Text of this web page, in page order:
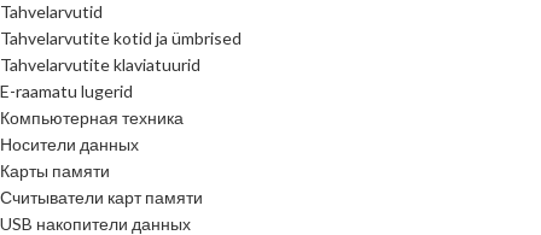
Tahvelarvutid
Tahvelarvutite kotid ja ümbrised
Tahvelarvutite klaviatuurid
E-raamatu lugerid
Компьютерная техника
Носители данных
Карты памяти
Считыватели карт памяти
USB накопители данных